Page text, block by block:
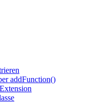
addFunction()